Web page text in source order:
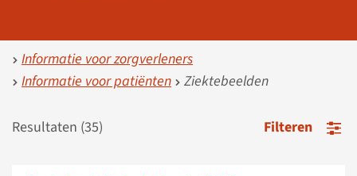
Informatie voor zorgverleners
Informatie voor patiënten
Ziektebeelden
Resultaten (35) Filteren